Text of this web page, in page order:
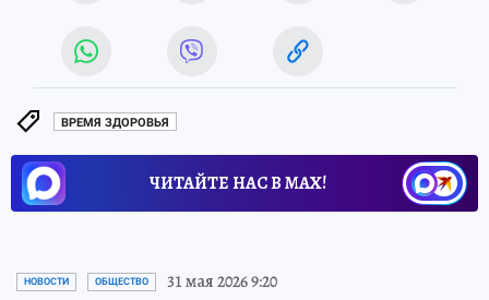
ВРЕМЯ ЗДОРОВЬЯ
ЧИТАЙТЕ НАС В МАХ!
НОВОСТИ ОБЩЕСТВО 31 мая 2026 9:20